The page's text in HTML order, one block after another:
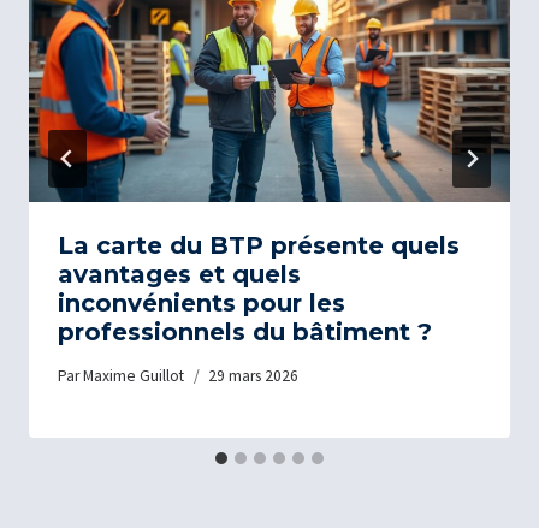
La carte du BTP présente quels
avantages et quels
inconvénients pour les
professionnels du bâtiment ?
ParMaxime Guillot 29 mars 2026